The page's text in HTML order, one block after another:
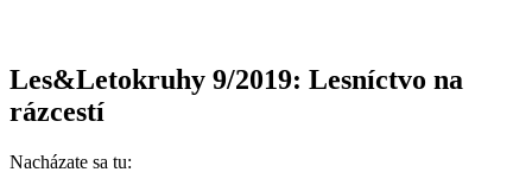
Les&Letokruhy 9/2019: Lesníctvo na
rázcestí
Nacházate sa tu: